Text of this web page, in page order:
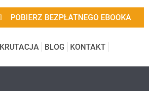
POBIERZ BEZPŁATNEGO EBOOKA
BLOG KONTAKT